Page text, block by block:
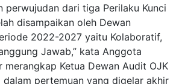
perwujudan dari tiga Perilaku Kunci
disampaikan oleh Dewan
2022-2027 yaitu Kolaboratif,
Jawab,” kata Anggota
merangkap Ketua Dewan Audit OJK
dalam pertemuan yang digelar akhir